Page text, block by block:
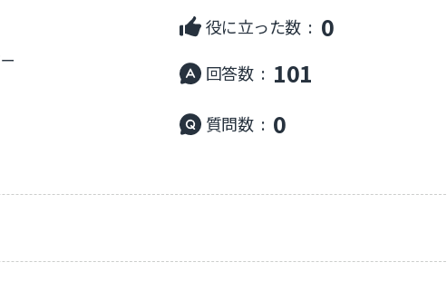
役に立った数 : 0
回答数 : 101
質問数 : 0